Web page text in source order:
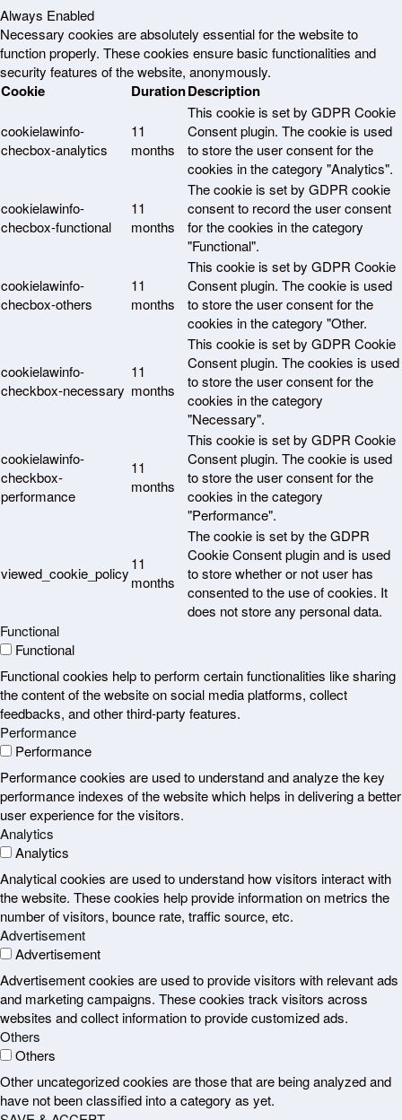
Always Enabled
Necessary cookies are absolutely essential for the website to
function properly. These cookies ensure basic functionalities and
security features of the website, anonymously.
Cookie DurationDescription
cookielawinfo-
checbox-analytics
11
months
This cookie is set by GDPR Cookie
Consent plugin. The cookie is used
to store the user consent for the
cookies in the category "Analytics".
cookielawinfo-
checbox-functional
11
months
The cookie is set by GDPR cookie
consent to record the user consent
for the cookies in the category
"Functional".
cookielawinfo-
checbox-others
11
months
This cookie is set by GDPR Cookie
Consent plugin. The cookie is used
to store the user consent for the
cookies in the category "Other.
cookielawinfo-
checkbox-necessary
11
months
This cookie is set by GDPR Cookie
Consent plugin. The cookies is used
to store the user consent for the
cookies in the category
"Necessary".
cookielawinfo-
checkbox-
performance
11
months
This cookie is set by GDPR Cookie
Consent plugin. The cookie is used
to store the user consent for the
cookies in the category
"Performance".
viewed_cookie_policy
11
months
The cookie is set by the GDPR
Cookie Consent plugin and is used
to store whether or not user has
consented to the use of cookies. It
does not store any personal data.
Functional
Functional
Functional cookies help to perform certain functionalities like sharing
the content of the website on social media platforms, collect
feedbacks, and other third-party features.
Performance
Performance
Performance cookies are used to understand and analyze the key
performance indexes of the website which helps in delivering a better
user experience for the visitors.
Analytics
Analytics
Analytical cookies are used to understand how visitors interact with
the website. These cookies help provide information on metrics the
number of visitors, bounce rate, traffic source, etc.
Advertisement
Advertisement
Advertisement cookies are used to provide visitors with relevant ads
and marketing campaigns. These cookies track visitors across
websites and collect information to provide customized ads.
Others
Others
Other uncategorized cookies are those that are being analyzed and
have not been classified into a category as yet.